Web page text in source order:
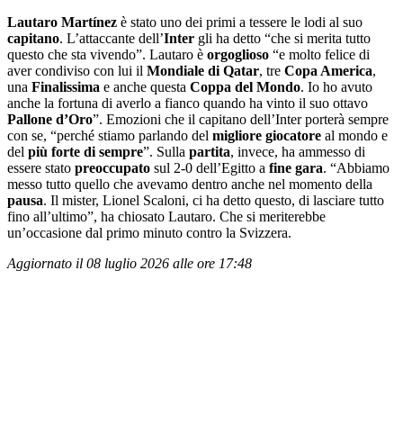
Lautaro Martínez è stato uno dei primi a tessere le lodi al suo
capitano. L’attaccante dell’Inter gli ha detto “che si merita tutto
questo che sta vivendo”. Lautaro è orgoglioso “e molto felice di
aver condiviso con lui il Mondiale di Qatar, tre Copa America,
una Finalissima e anche questa Coppa del Mondo. Io ho avuto
anche la fortuna di averlo a fianco quando ha vinto il suo ottavo
Pallone d’Oro”. Emozioni che il capitano dell’Inter porterà sempre
con se, “perché stiamo parlando del migliore giocatore al mondo e
del più forte di sempre”. Sulla partita, invece, ha ammesso di
essere stato preoccupato sul 2-0 dell’Egitto a fine gara. “Abbiamo
messo tutto quello che avevamo dentro anche nel momento della
pausa. Il mister, Lionel Scaloni, ci ha detto questo, di lasciare tutto
fino all’ultimo”, ha chiosato Lautaro. Che si meriterebbe
un’occasione dal primo minuto contro la Svizzera.
Aggiornato il 08 luglio 2026 alle ore 17:48